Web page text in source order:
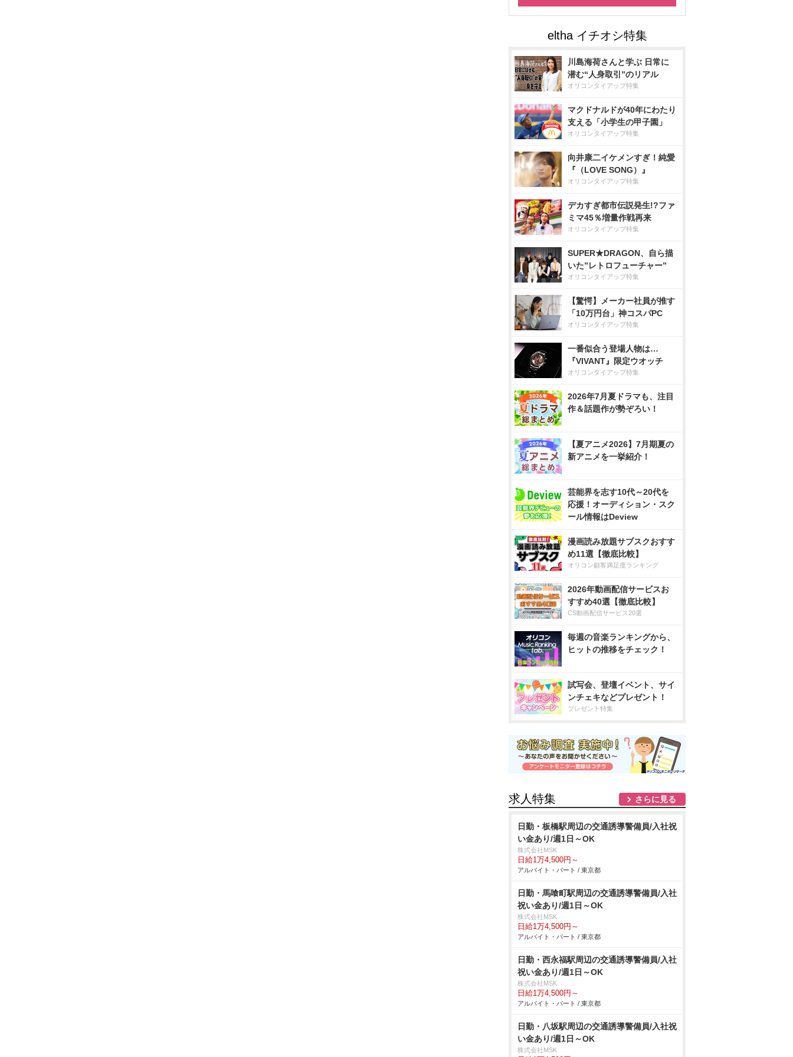
川島海荷さんと学ぶ 日常に
潜む“人身取引”のリアル
オリコンタイアップ特集
マクドナルドが40年にわたり
支える「小学生の甲子園」
オリコンタイアップ特集
向井康二イケメンすぎ！純愛
『（LOVE SONG）』
オリコンタイアップ特集
デカすぎ都市伝説発生!?ファ
ミマ45％増量作戦再来
オリコンタイアップ特集
SUPER★DRAGON、自ら描
いた”レトロフューチャー”
オリコンタイアップ特集
【驚愕】メーカー社員が推す
「10万円台」神コスパPC
オリコンタイアップ特集
一番似合う登場人物は…
『VIVANT』限定ウオッチ
オリコンタイアップ特集
2026年7月夏ドラマも、注目
作＆話題作が勢ぞろい！
【夏アニメ2026】7月期夏の
新アニメを一挙紹介！
芸能界を志す10代～20代を
応援！オーディション・スク
ール情報はDeview
漫画読み放題サブスクおすす
め11選【徹底比較】
オリコン顧客満足度ランキング
2026年動画配信サービスお
すすめ40選【徹底比較】
CS動画配信サービス20選
毎週の音楽ランキングから、
ヒットの推移をチェック！
試写会、登壇イベント、サイ
ンチェキなどプレゼント！
プレゼント特集
求人特集 さらに見る
日勤・板橋駅周辺の交通誘導警備員/入社祝
い金あり/週1日～OK
株式会社MSK
日給1万4,500円～
アルバイト・パート / 東京都
日勤・馬喰町駅周辺の交通誘導警備員/入社
祝い金あり/週1日～OK
株式会社MSK
日給1万4,500円～
アルバイト・パート / 東京都
日勤・西永福駅周辺の交通誘導警備員/入社
祝い金あり/週1日～OK
株式会社MSK
日給1万4,500円～
アルバイト・パート / 東京都
日勤・八坂駅周辺の交通誘導警備員/入社祝
い金あり/週1日～OK
株式会社MSK